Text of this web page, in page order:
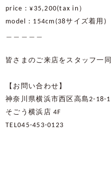
price : ¥35,200(tax in ）
model : 154cm(38サイズ着用 )
皆さまのご来店をスタッフ一
【お問い合わせ】
神奈川県横浜市西区高島2-18-1
そごう横浜店 4F
TEL045-453-0123